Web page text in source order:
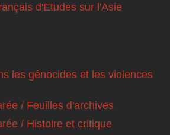
d'Etudes sur l'Asie
les génocides et les violences
/ Feuilles d'archives
/ Histoire et critique